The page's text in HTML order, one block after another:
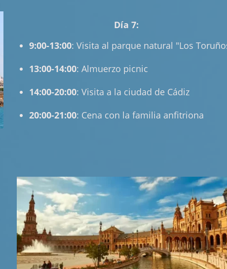
Día 7:
9:00-13:00: Visita al parque natural "Los
13:00-14:00: Almuerzo picnic
14:00-20:00: Visita a la ciudad de Cádiz
20:00-21:00: Cena con la familia anfitriona